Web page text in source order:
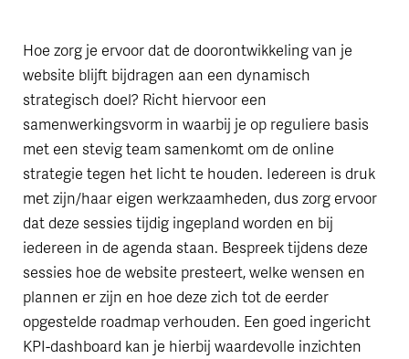
Hoe zorg je ervoor dat de doorontwikkeling van je
website blijft bijdragen aan een dynamisch
strategisch doel? Richt hiervoor een
samenwerkingsvorm in waarbij je op reguliere basis
met een stevig team samenkomt om de online
strategie tegen het licht te houden. Iedereen is druk
met zijn/haar eigen werkzaamheden, dus zorg ervoor
dat deze sessies tijdig ingepland worden en bij
iedereen in de agenda staan. Bespreek tijdens deze
sessies hoe de website presteert, welke wensen en
plannen er zijn en hoe deze zich tot de eerder
opgestelde roadmap verhouden. Een goed ingericht
KPI-dashboard kan je hierbij waardevolle inzichten